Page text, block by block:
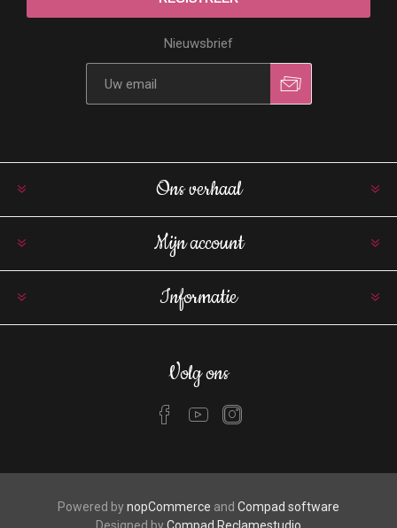
Nieuwsbrief
Ons verhaal
Mijn account
Informatie
Volg ons
Powered bynopCommerce and Compad software